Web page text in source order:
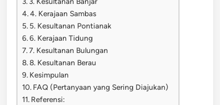
4. Kerajaan Sambas
5. Kesultanan Pontianak
6. Kerajaan Tidung
7. Kesultanan Bulungan
8. Kesultanan Berau
Kesimpulan
FAQ (Pertanyaan yang Sering Diajukan)
Referensi: